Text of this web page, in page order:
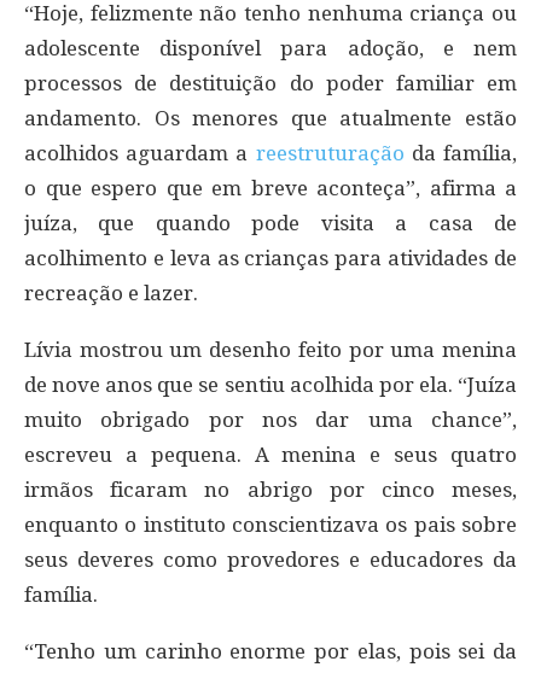
“Hoje, felizmente não tenho nenhuma criança ou
adolescente disponível para adoção, e nem
processos de destituição do poder familiar em
andamento. Os menores que atualmente estão
acolhidos aguardam a reestruturação da família,
o que espero que em breve aconteça”, afirma a
juíza, que quando pode visita a casa de
acolhimento e leva as crianças para atividades de
recreação e lazer.
Lívia mostrou um desenho feito por uma menina
de nove anos que se sentiu acolhida por ela. “Juíza
muito obrigado por nos dar uma chance”,
escreveu a pequena. A menina e seus quatro
irmãos ficaram no abrigo por cinco meses,
enquanto o instituto conscientizava os pais sobre
seus deveres como provedores e educadores da
família.
“Tenho um carinho enorme por elas, pois sei da